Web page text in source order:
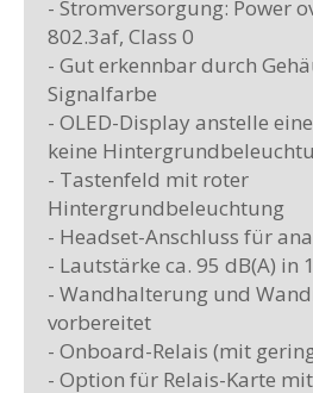
- Stromversorgung: Power
802.3af, Class 0
- Gut erkennbar durch
Signalfarbe
- OLED-Display anstelle
keine
- Tastenfeld mit roter
Hintergrundbeleuchtung
- Headset-Anschluss für
- Lautstärke ca. 95 dB(A) in
- Wandhalterung und
vorbereitet
- Onboard-Relais (mit
- Option für Relais-Karte